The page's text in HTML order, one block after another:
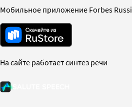
Мобильное приложение Forbes
На сайте работает синтез речи